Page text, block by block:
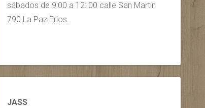
sábados de 9:00 a 12: 00 calle San Martin
790 La Paz Erios.
JASS